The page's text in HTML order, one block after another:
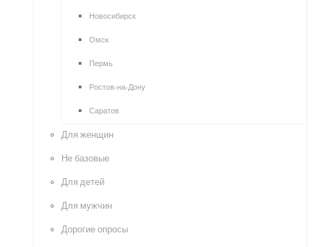
Новосибирск
Омск
Пермь
Ростов-на-Дону
Саратов
Для женщин
Не базовые
Для детей
Для мужчин
Дорогие опросы